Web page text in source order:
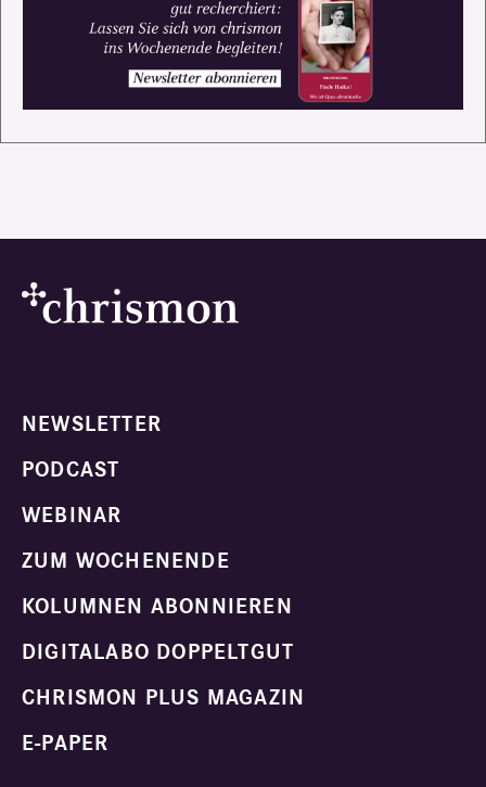
NEWSLETTER
PODCAST
WEBINAR
ZUM WOCHENENDE
KOLUMNEN ABONNIEREN
DIGITALABO DOPPELTGUT
CHRISMON PLUS MAGAZIN
E-PAPER